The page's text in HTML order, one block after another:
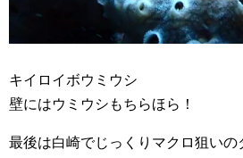
キイロイボウミウシ
壁にはウミウシもちらほら！
最後は白崎でじっくりマクロ狙いの